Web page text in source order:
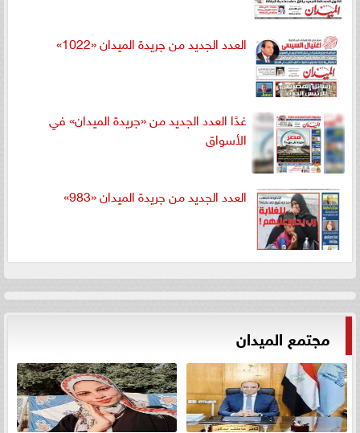
العدد الجديد من جريدة الميدان «1022»
غدًا العدد الجديد من «جريدة الميدان» في
الأسواق
العدد الجديد من جريدة الميدان «983»
مجتمع الميدان